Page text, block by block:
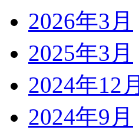
2026年3月
2025年3月
2024年12月
2024年9月